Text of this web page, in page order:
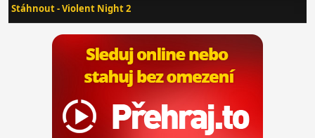
▶ Spustit film zdarma
Stáhnout - Violent Night 2